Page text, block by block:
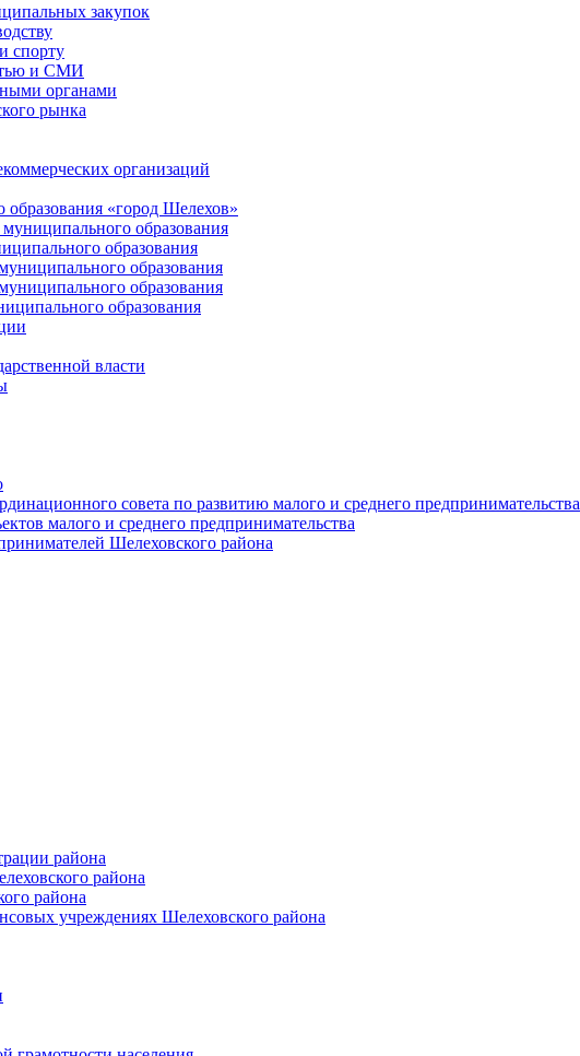
закупок
спорту
и СМИ
органами
рынка
организаций
«город Шелехов»
образования
образования
образования
образования
образования
власти
совета по развитию малого и среднего предпринимательства
малого и среднего предпринимательства
Шелеховского района
района
района
района
учреждениях Шелеховского района